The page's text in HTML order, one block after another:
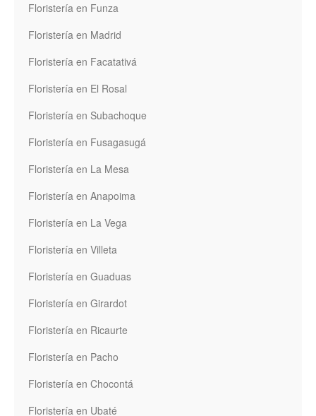
Floristería en Funza
Floristería en Madrid
Floristería en Facatativá
Floristería en El Rosal
Floristería en Subachoque
Floristería en Fusagasugá
Floristería en La Mesa
Floristería en Anapoima
Floristería en La Vega
Floristería en Villeta
Floristería en Guaduas
Floristería en Girardot
Floristería en Ricaurte
Floristería en Pacho
Floristería en Chocontá
Floristería en Ubaté